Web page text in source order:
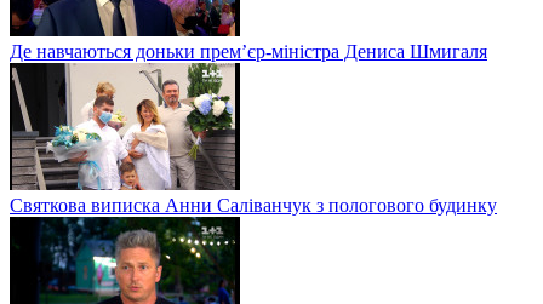
Де навчаються доньки прем’єр-міністра Дениса Шмигаля
Святкова виписка Анни Саліванчук з пологового будинку